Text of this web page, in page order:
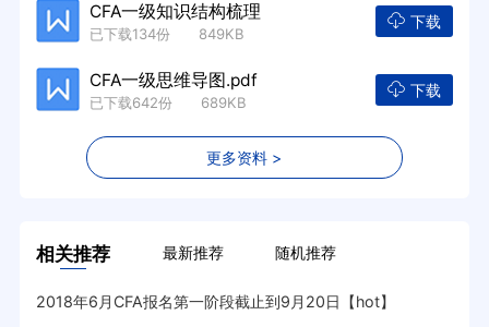
CFA一级知识结构梳理
已下载134份 849KB
下载
CFA一级思维导图.pdf
已下载642份 689KB
下载
更多资料 >
相关推荐 最新推荐 随机推荐
2018年6月CFA报名第一阶段截止到9月20日【hot】